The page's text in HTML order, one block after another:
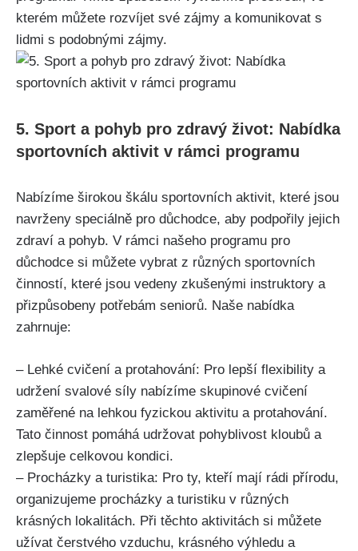
kterém můžete ‌rozvíjet své zájmy a komunikovat s
lidmi s podobnými zájmy.
5. Sport⁤ a⁤ pohyb ‌pro⁤ zdravý život: Nabídka
​sportovních aktivit v rámci ⁣programu
Nabízíme ⁢širokou škálu sportovních aktivit, které jsou
navrženy speciálně pro důchodce, aby‍ podpořily jejich
zdraví a ‌pohyb. V rámci našeho programu pro ​
důchodce si můžete vybrat z ⁣různých sportovních⁣
činností, které jsou‌ vedeny ⁢zkušenými instruktory a
přizpůsobeny potřebám seniorů. Naše nabídka
zahrnuje:
– Lehké⁤ cvičení a ‍protahování: Pro lepší flexibility a
udržení svalové síly nabízíme skupinové cvičení
zaměřené na lehkou ⁢fyzickou aktivitu a protahování.
Tato činnost pomáhá udržovat pohyblivost kloubů a
zlepšuje celkovou kondici.
– Procházky ‌a turistika: Pro ty, kteří mají rádi přírodu,
organizujeme procházky a turistiku v různých
krásných lokalitách. Při těchto aktivitách si‍ můžete
užívat⁤ čerstvého vzduchu, krásného výhledu a